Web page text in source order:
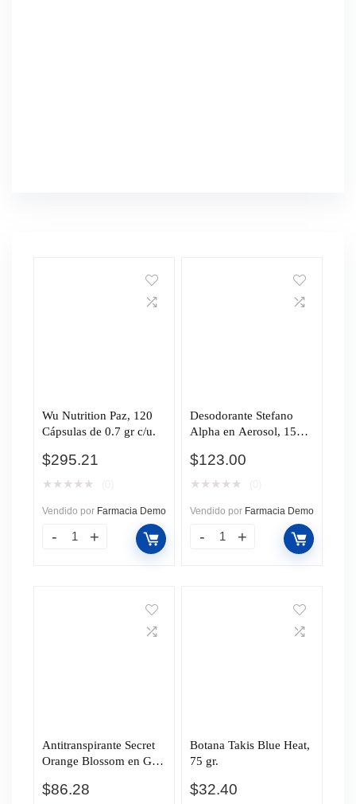
Wu Nutrition Paz, 120
Cápsulas de 0.7 gr c/u.
$295.21
★ ★ ★ ★ ★
Vendido por Farmacia Demo
Desodorante Stefano
Alpha en Aerosol, 159
$123.00
★ ★ ★ ★ ★
Vendido por Farmacia Demo
Antitranspirante Secret
Orange Blossom en Gel,
$86.28
Botana Takis Blue Heat,
75 gr.
$32.40